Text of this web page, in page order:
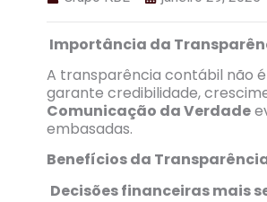
Importância da
A transparência contábil não
garante credibilidade,
Comunicação da Verdade
embasadas.
Benefícios da
Decisões financeiras mais